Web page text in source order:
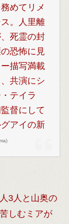
めてリメ
。人里離
死霊の封
恐怖に見
描写満載
共演にシ
テイラ
督にして
アイの新
3人と山奥の
しむミアが